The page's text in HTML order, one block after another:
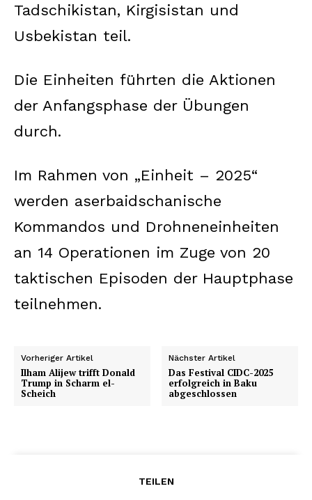
Tadschikistan, Kirgisistan und
Usbekistan teil.
Die Einheiten führten die Aktionen
der Anfangsphase der Übungen
durch.
Im Rahmen von „Einheit – 2025“
werden aserbaidschanische
Kommandos und Drohneneinheiten
an 14 Operationen im Zuge von 20
taktischen Episoden der Hauptphase
teilnehmen.
Vorheriger Artikel
Ilham Alijew trifft Donald
Trump in Scharm el-
Scheich
Nächster Artikel
Das Festival CIDC-2025
erfolgreich in Baku
abgeschlossen
TEILEN